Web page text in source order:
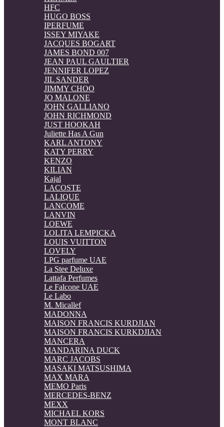
HFC
HUGO BOSS
IPERFUME
ISSEY MIYAKE
JACQUES BOGART
JAMES BOND 007
JEAN PAUL GAULTIER
JENNIFER LOPEZ
JIL SANDER
JIMMY CHOO
JO MALONE
JOHN GALLIANO
JOHN RICHMOND
JUST HOOKAH
Juliette Has A Gun
KARL ANTONY
KATY PERRY
KENZO
KILIAN
Kajal
LACOSTE
LALIQUE
LANCOME
LANVIN
LOEWE
LOLITA LEMPICKA
LOUIS VUITTON
LOVELY
LPG parfume UAE
La Stee Deluxe
Lattafa Perfumes
Le Falcone UAE
Le Labo
M. Micallef
MADONNA
MAISON FRANCIS KURDJIAN
MAISON FRANCIS KURKDJIAN
MANCERA
MANDARINA DUCK
MARC JACOBS
MASAKI MATSUSHIMA
MAX MARA
MEMO Paris
MERCEDES-BENZ
MEXX
MICHAEL KORS
MONT BLANC